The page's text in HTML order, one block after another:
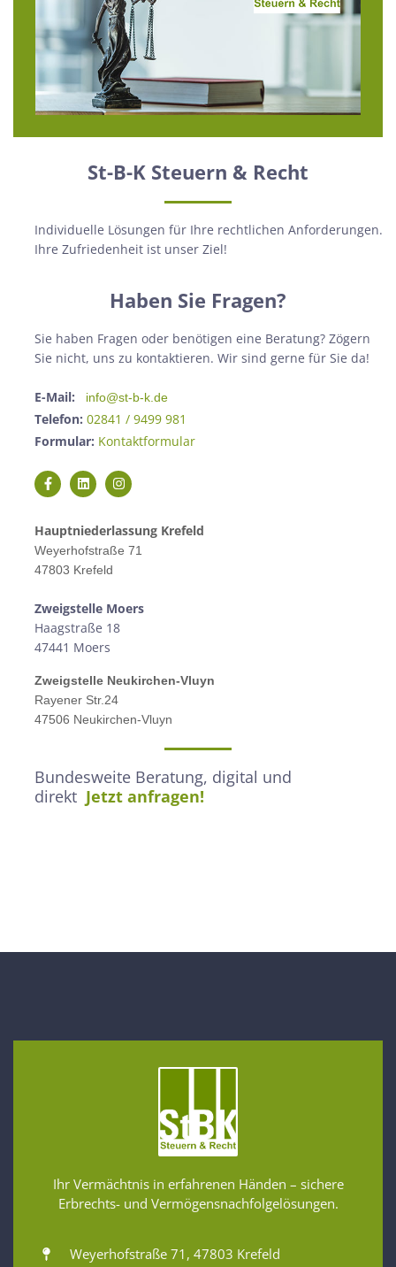
St-B-K Steuern & Recht
Individuelle Lösungen für Ihre rechtlichen Anforderungen.
Ihre Zufriedenheit ist unser Ziel!
Haben Sie Fragen?
Sie haben Fragen oder benötigen eine Beratung? Zögern
Sie nicht, uns zu kontaktieren. Wir sind gerne für Sie da!
E-Mail: info@st-b-k.de
Telefon: 02841 / 9499 981
Formular: Kontaktformular
Hauptniederlassung Krefeld
Weyerhofstraße 71
47803 Krefeld
Zweigstelle Moers
Haagstraße 18
47441 Moers
Zweigstelle Neukirchen-Vluyn
Rayener Str.24
47506 Neukirchen-Vluyn
Bundesweite Beratung, digital und
direkt Jetzt anfragen!
Ihr Vermächtnis in erfahrenen Händen – sichere
Erbrechts- und Vermögensnachfolgelösungen.
Weyerhofstraße 71, 47803 Krefeld